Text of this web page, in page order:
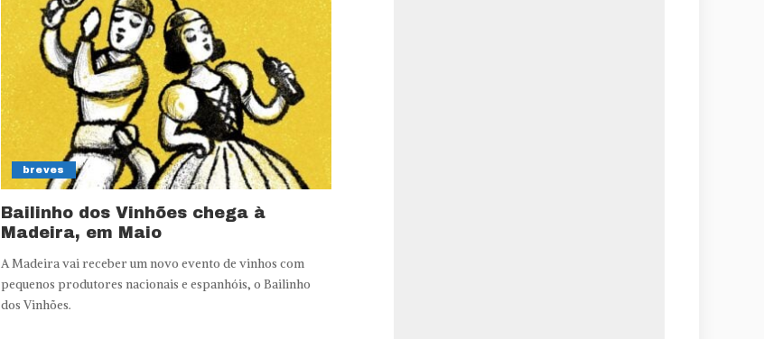
breves
Bailinho dos Vinhões chega à
Madeira, em Maio
A Madeira vai receber um novo evento de vinhos com
pequenos produtores nacionais e espanhóis, o Bailinho
dos Vinhões.